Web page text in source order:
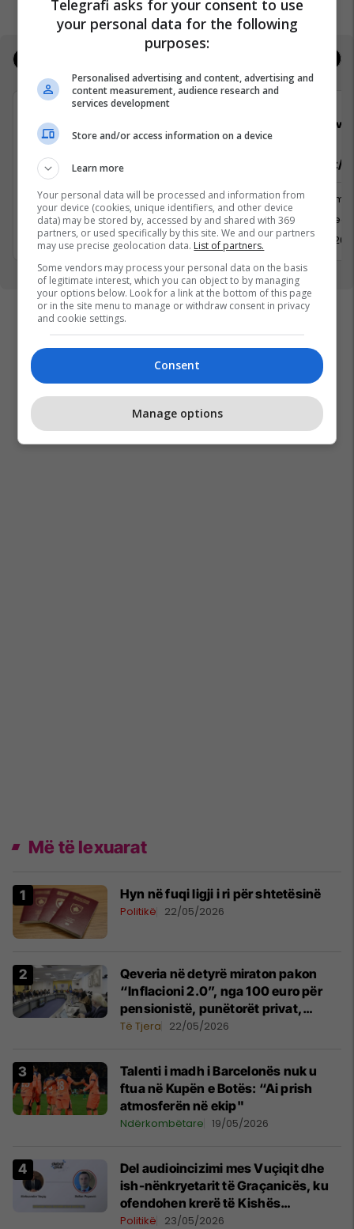
Punëtor/e në market, Arkatare
Shërbime te Klientëve
Lipjan, Graçanicë
2 Qershor 2026
Sektorist/e
Shërbime
Rahovec
31 Maj
Më të lexuarat
Hyn në fuqi ligji i ri për shtetësinë
Politikë 22/05/2026
Qeveria në detyrë miraton pakon
“Inflacioni 2.0”, nga 100 euro për
pensionistë, punëtorët privat,
fëmijë dhe studentë
Të Tjera 22/05/2026
Talenti i madh i Barcelonës nuk u
ftua në Kupën e Botës: “Ai prish
atmosferën në ekip"
Ndërkombëtare 19/05/2026
Del audioincizimi mes Vuçiqit dhe
ish-nënkryetarit të Graçanicës, ku
ofendohen krerë të Kishës
Ortodokse Serbe
Politikë 23/05/2026
Telegrafi asks for your consent to use
your personal data for the following
purposes:
Personalised advertising and content, advertising and
content measurement, audience research and
services development
Store and/or access information on a device
Learn more
Your personal data will be processed and information from
your device (cookies, unique identifiers, and other device
data) may be stored by, accessed by and shared with 369
partners, or used specifically by this site. We and our partners
may use precise geolocation data. List of partners.
Some vendors may process your personal data on the basis
of legitimate interest, which you can object to by managing
your options below. Look for a link at the bottom of this page
or in the site menu to manage or withdraw consent in privacy
and cookie settings.
Consent
Manage options